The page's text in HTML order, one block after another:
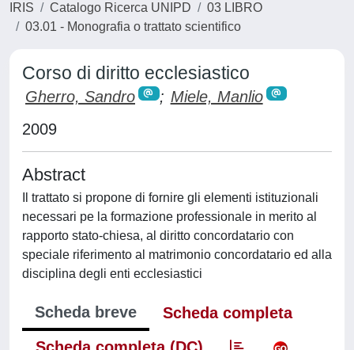
IRIS Catalogo Ricerca UNIPD
03 LIBRO
03.01 - Monografia o trattato scientifico
Corso di diritto ecclesiastico
Gherro, Sandro ; Miele, Manlio
2009
Abstract
Il trattato si propone di fornire gli elementi istituzionali
necessari pe la formazione professionale in merito al
rapporto stato-chiesa, al diritto concordatario con
speciale riferimento al matrimonio concordatario ed alla
disciplina degli enti ecclesiastici
Scheda breve
Scheda completa